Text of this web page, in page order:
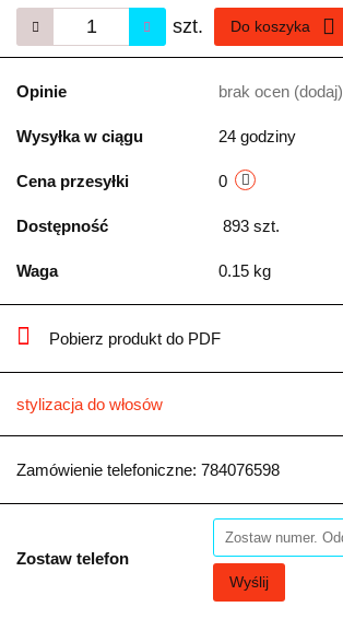
szt. Do koszyka
Opinie brak ocen (dodaj)
Wysyłka w ciągu 24 godziny
Cena przesyłki 0
Dostępność 893 szt.
Waga 0.15 kg
Pobierz produkt do PDF
stylizacja do włosów
Zamówienie telefoniczne: 784076598
Zostaw telefon
Wyślij